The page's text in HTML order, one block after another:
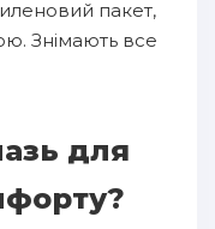
пакет,
Знімають все
для